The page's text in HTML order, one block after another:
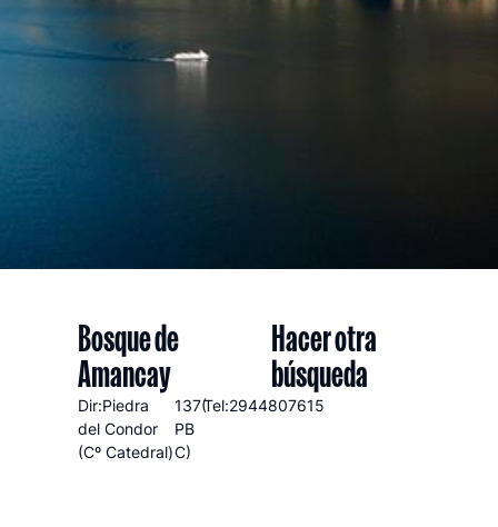
Bosque de
Amancay
Dir:Piedra
del Condor
(Cº Catedral)
137(
PB
C)
Tel:2944807615
Hacer otra
búsqueda